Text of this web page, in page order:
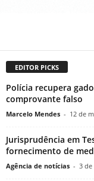
EDITOR PICKS
Polícia recupera
comprovante falso
Marcelo Mendes - 12 de
Jurisprudência em
fornecimento de
Agência de notícias - 3 de